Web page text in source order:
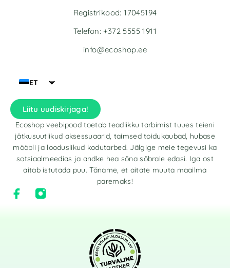
ET
Liitu uudiskirjaga!
Ecoshop veebipood toetab teadlikku tarbimist tuues teieni
jätkusuutlikud aksessuaarid, taimsed toidukaubad, hubase
mööbli ja looduslikud kodutarbed. Jälgige meie tegevusi ka
sotsiaalmeedias ja andke hea sõna sõbrale edasi. Iga ost
aitab istutada puu. Täname, et aitate muuta maailma
paremaks!
Registrikood: 17045194
Telefon: +372 5555 1911
info@ecoshop.ee